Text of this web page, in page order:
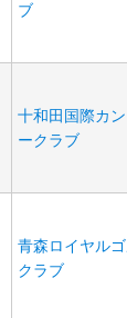
ブ
十和田国際カン
ークラブ
青森ロイヤル
クラブ